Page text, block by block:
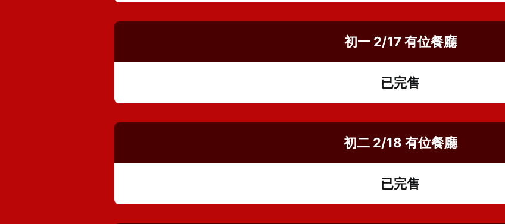
初一 2/17 有位餐廳
已完售
初二 2/18 有位餐廳
已完售